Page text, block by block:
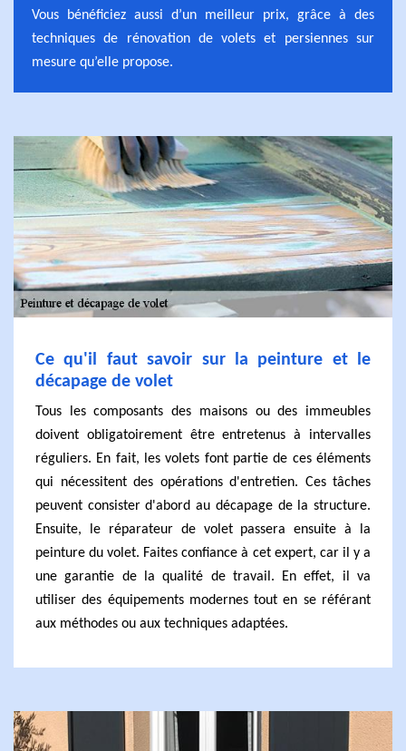
Vous bénéficiez aussi d’un meilleur prix, grâce à des
techniques de rénovation de volets et persiennes sur
mesure qu’elle propose.
Ce qu'il faut savoir sur la peinture et le
décapage de volet
Tous les composants des maisons ou des immeubles
doivent obligatoirement être entretenus à intervalles
réguliers. En fait, les volets font partie de ces éléments
qui nécessitent des opérations d'entretien. Ces tâches
peuvent consister d'abord au décapage de la structure.
Ensuite, le réparateur de volet passera ensuite à la
peinture du volet. Faites confiance à cet expert, car il y a
une garantie de la qualité de travail. En effet, il va
utiliser des équipements modernes tout en se référant
aux méthodes ou aux techniques adaptées.